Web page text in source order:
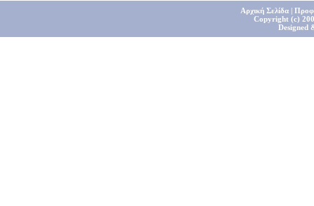
Αρχική Σελίδα|
Copyright (c)
Designed